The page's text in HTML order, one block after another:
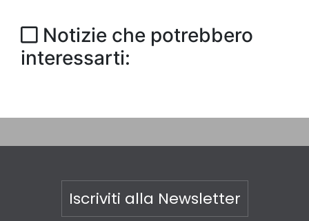
Notizie che potrebbero
interessarti:
Iscriviti alla Newsletter